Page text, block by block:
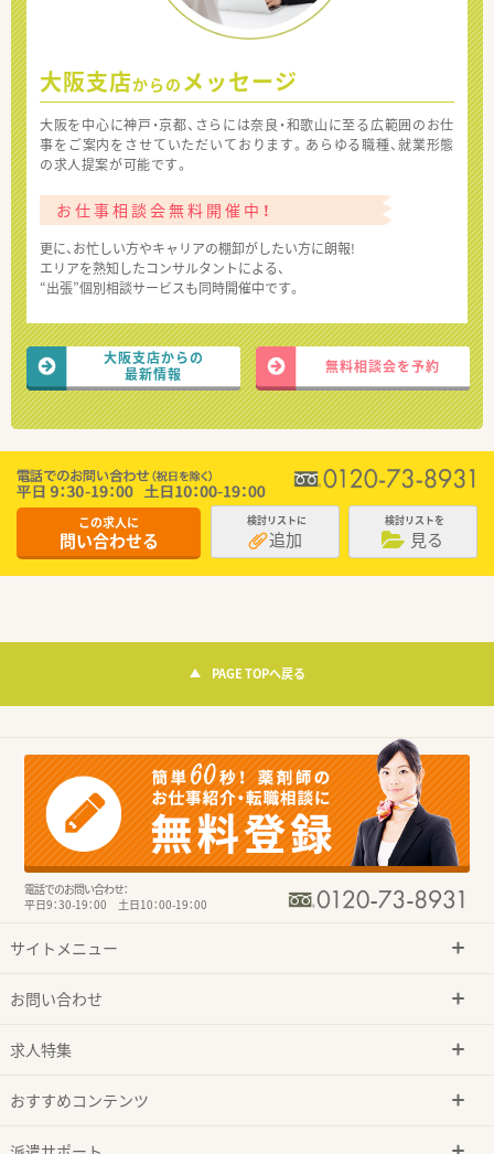
大阪支店からの メッセージ
大阪を中心に神戸・京都、さらには奈良・和歌山に至る広範囲のお仕
事をご案内をさせていただいております。あらゆる職種、就業形態
の求人提案が可能です。
お仕事相談会無料開催中！
更に、お忙しい方やキャリアの棚卸がしたい方に朗報!
エリアを熟知したコンサルタントによる、
“出張”個別相談サービスも同時開催中です。
大阪支店からの
最新情報
無料相談会を予約
この求人に
問い合わせる
検討リストに
追加
検討リストを
見る
PAGE TOPへ戻る
電話でのお問い合わせ：
平日9：30-19：00 土日10：00-19：00
サイトメニュー
お問い合わせ
求人特集
おすすめコンテンツ